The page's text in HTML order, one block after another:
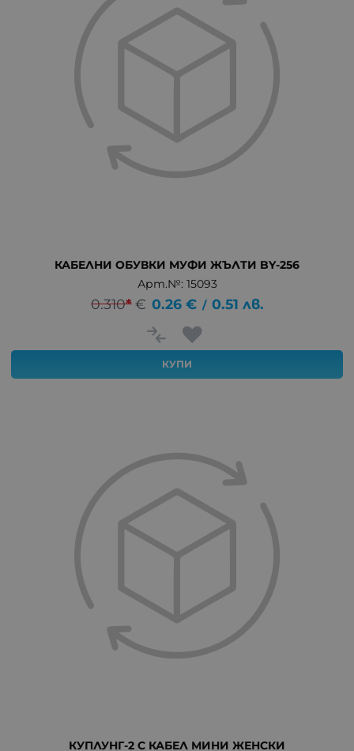
КАБЕЛНИ ОБУВКИ МУФИ ЖЪЛТИ BY-256
Арт.№: 15093
0.310* € 0.26 € / 0.51 лв.
КУПИ
КУПЛУНГ-2 С КАБЕЛ МИНИ ЖЕНСКИ